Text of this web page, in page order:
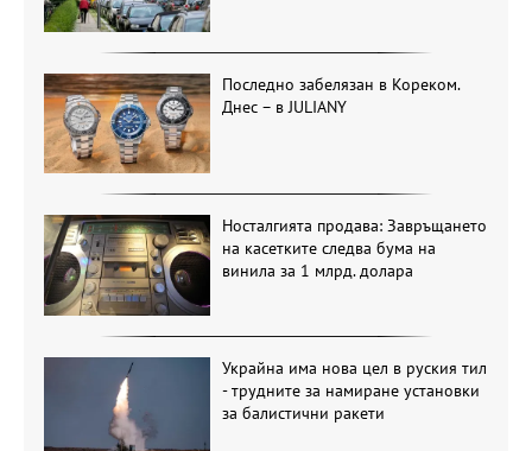
Последно забелязан в Кореком.
Днес – в JULIANY
Носталгията продава: Завръщането
на касетките следва бума на
винила за 1 млрд. долара
Украйна има нова цел в руския тил
- трудните за намиране установки
за балистични ракети